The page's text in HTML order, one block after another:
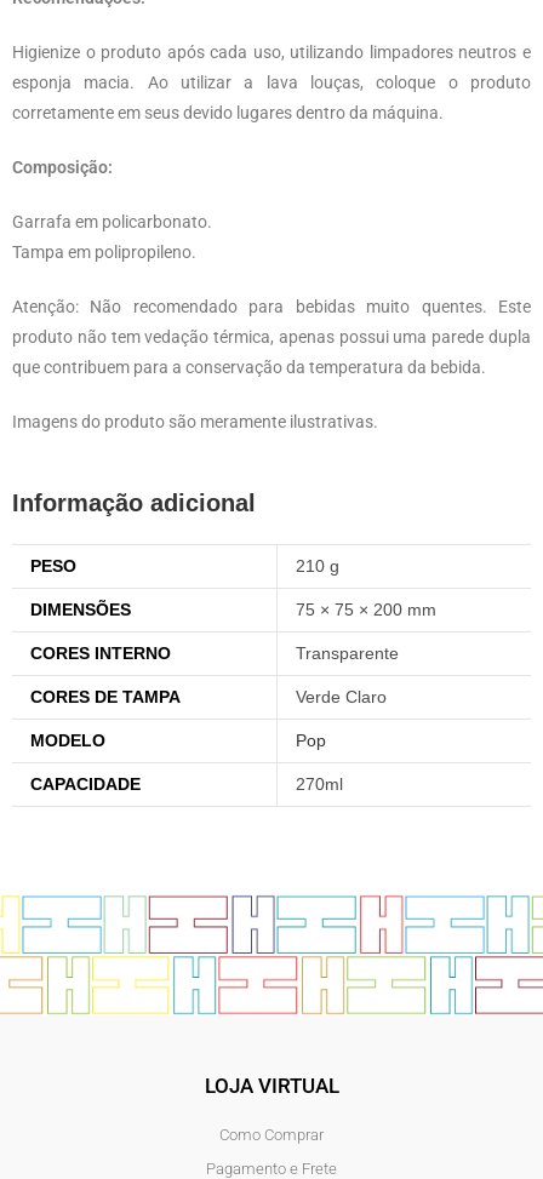
Higienize o produto após cada uso, utilizando limpadores neutros e
esponja macia. Ao utilizar a lava louças, coloque o produto
corretamente em seus devido lugares dentro da máquina.
Composição:
Garrafa em policarbonato.
Tampa em polipropileno.
Atenção: Não recomendado para bebidas muito quentes. Este
produto não tem vedação térmica, apenas possui uma parede dupla
que contribuem para a conservação da temperatura da bebida.
Imagens do produto são meramente ilustrativas.
Informação adicional
PESO 210 g
DIMENSÕES 75 × 75 × 200 mm
CORES INTERNO Transparente
CORES DE TAMPA Verde Claro
MODELO Pop
CAPACIDADE 270ml
LOJA VIRTUAL
Como Comprar
Pagamento e Frete